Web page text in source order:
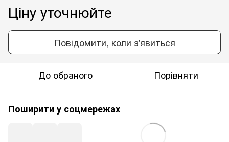
Ціну уточнюйте
Повідомити, коли з'явиться
До обраного Порівняти
Поширити у соцмережах